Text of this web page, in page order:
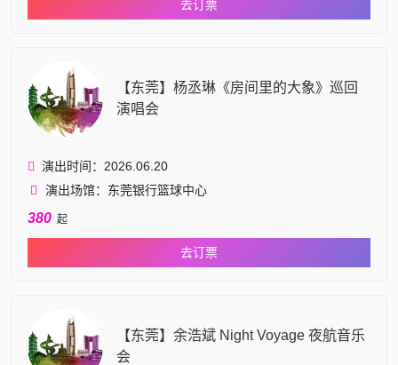
去订票
【东莞】杨丞琳《房间里的大象》巡回
演唱会
演出时间：2026.06.20
演出场馆：东莞银行篮球中心
380 起
去订票
【东莞】余浩斌 Night Voyage 夜航音乐
会